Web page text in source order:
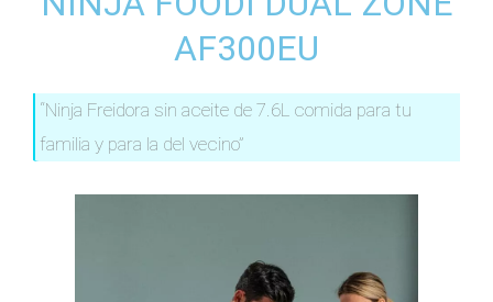
AF300EU
“Ninja Freidora sin aceite de 7.6L comida para tu
familia y para la del vecino”